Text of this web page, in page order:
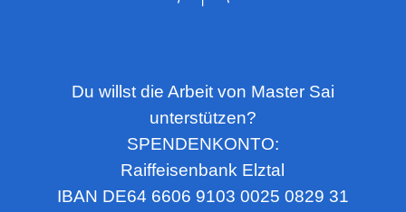
Du willst die Arbeit von Master Sai
unterstützen?
SPENDENKONTO:
Raiffeisenbank Elztal
IBAN DE64 6606 9103 0025 0829 31